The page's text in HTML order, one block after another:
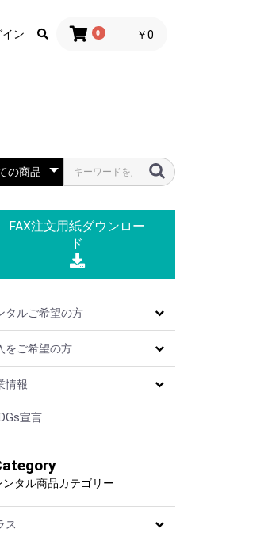
イン 0 ￥0
FAX注文用紙ダウンロー
ド
タルご希望の方
をご希望の方
情報
宣言
ンタル商品カテゴリー
ス